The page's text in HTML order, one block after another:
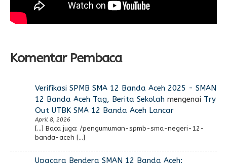
Komentar Pembaca
Verifikasi SPMB SMA 12 Banda Aceh 2025 - SMAN
12 Banda Aceh Tag, Berita Sekolahmengenai Try
Out UTBK SMA 12 Banda Aceh Lancar
April 8, 2026
[…] Baca juga: /pengumuman-spmb-sma-negeri-12-
banda-aceh […]
Upacara Bendera SMAN 12 Banda Aceh: